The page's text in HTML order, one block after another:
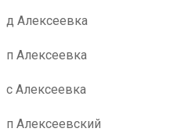
д Алексеевка
п Алексеевка
с Алексеевка
п Алексеевский